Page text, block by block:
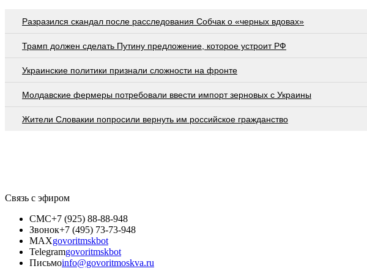
Разразился скандал после расследования Собчак о «черных вдовах»
Трамп должен сделать Путину предложение, которое устроит РФ
Украинские политики признали сложности на фронте
Молдавские фермеры потребовали ввести импорт зерновых с Украины
Жители Словакии попросили вернуть им российское гражданство
Связь с эфиром
СМС+7 (925) 88-88-948
Звонок+7 (495) 73-73-948
MAXgovoritmskbot
Telegramgovoritmskbot
Письмоinfo@govoritmoskva.ru